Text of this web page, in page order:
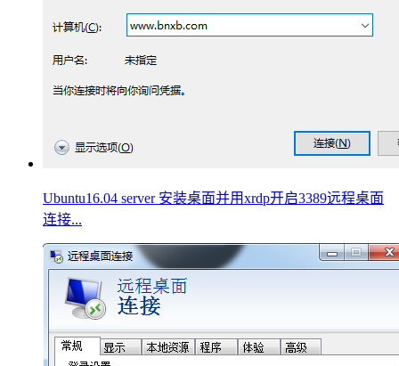
Ubuntu16.04 server 安装桌面并用xrdp开启3389远程桌面
连接...